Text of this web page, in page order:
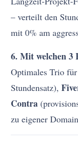
– verteilt den
mit 0% am
6. Mit welchen 3
Optimales Trio
Stundensatz),
Contra
zu eigener